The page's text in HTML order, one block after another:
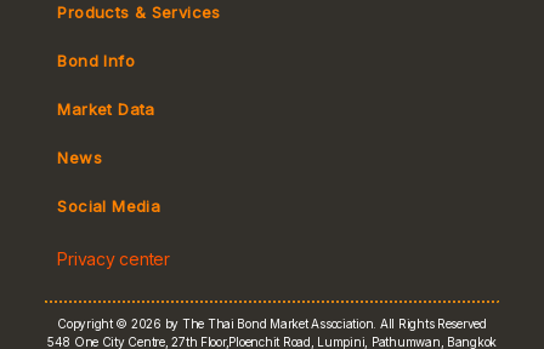
Tax
Products & Services
MeBond
e-bookbuilding
Bond Info
Market Data
Yield Curve
News
Social Media
Privacy center
Copyright © 2026 by The Thai Bond Market Association. All Rights Reserved
548 One City Centre, 27th Floor,Ploenchit Road, Lumpini, Pathumwan, Bangkok